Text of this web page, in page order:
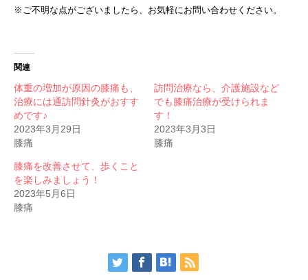
※ご不明な点がございましたら、お気軽にお問い合わせください。
関連
体重の増加が原因の膝痛も、
治療には通訪問針灸がおすす
めです♪
2023年3月29日
膝痛
訪問治療なら、介護施設など
でも膝痛治療が受けられま
す！
2023年3月3日
膝痛
膝痛を改善させて、歩くこと
を楽しみましょう！
2023年5月6日
膝痛